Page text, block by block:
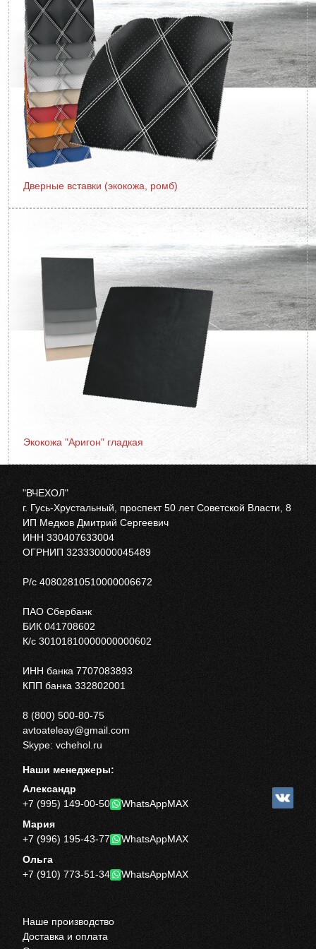
Дверные вставки (экокожа, ромб)
Экокожа "Аригон" гладкая
"ВЧЕХОЛ"
г. Гусь-Хрустальный, проспект 50 лет Советской Власти, 8
ИП Медков Дмитрий Сергеевич
ИНН 330407633004
ОГРНИП 323330000045489
Р/с 40802810510000006672
ПАО Сбербанк
БИК 041708602
К/с 30101810000000000602
ИНН банка 7707083893
КПП банка 332802001
8 (800) 500-80-75
avtoateleay@gmail.com
Skype: vchehol.ru
Наши менеджеры:
Александр
+7 (995) 149-00-50
WhatsAppMAX
Мария
+7 (996) 195-43-77
WhatsAppMAX
Ольга
+7 (910) 773-51-34
WhatsAppMAX
Наше производство
Доставка и оплата